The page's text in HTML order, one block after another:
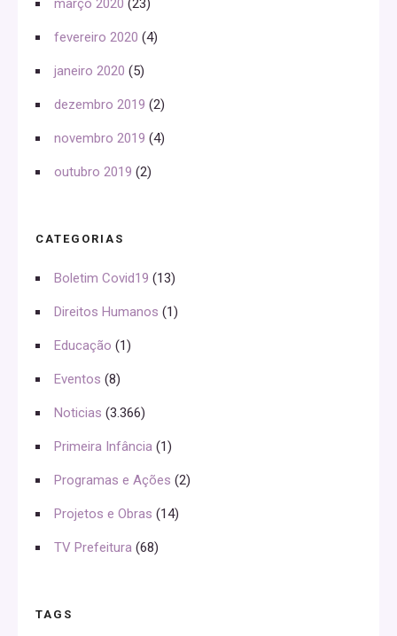
março 2020 (23)
fevereiro 2020 (4)
janeiro 2020 (5)
dezembro 2019 (2)
novembro 2019 (4)
outubro 2019 (2)
CATEGORIAS
Boletim Covid19 (13)
Direitos Humanos (1)
Educação (1)
Eventos (8)
Noticias (3.366)
Primeira Infância (1)
Programas e Ações (2)
Projetos e Obras (14)
TV Prefeitura (68)
TAGS